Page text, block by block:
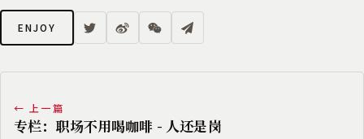
ENJOY
← 上一篇
专栏：职场不用喝咖啡 - 人还是岗